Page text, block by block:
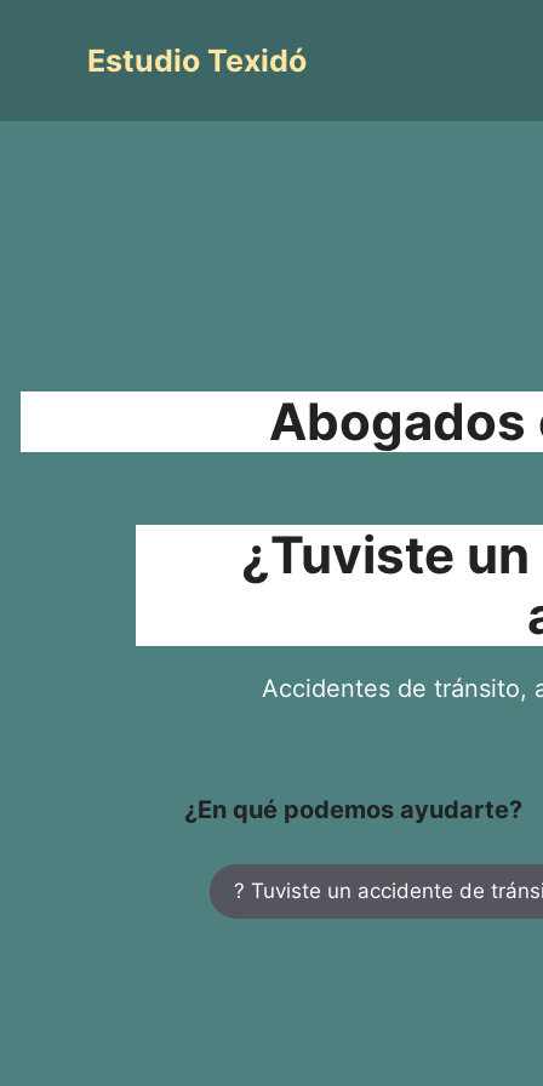
contenidoEstudio Texidó
Abogados
¿Tuviste
Accidentes de tránsito,
¿En qué podemos ayudarte?
? Tuviste un accidente de